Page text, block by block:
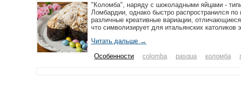
"Коломба", наряду с шоколадными яйцами -
Ломбардии, однако быстро распространился
различные креативные вариации,
что символизирует для итальянских католиков
Читать дальше →
Особенности
colomba pasqua коломба